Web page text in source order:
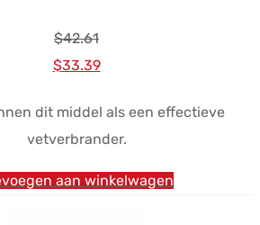
$42.61
Oorspronkelijke
was:
$42.61.
$33.39Huidige
is:
$33.39.
dit middel als een effectieve
vetverbrander.
aan winkelwagen